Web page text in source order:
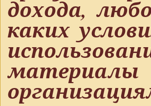
дохода,
каких
материалы